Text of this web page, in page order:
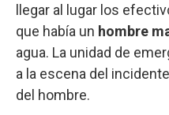
llegar al lugar los
que había un hombre
agua. La unidad de
a la escena del
del hombre.